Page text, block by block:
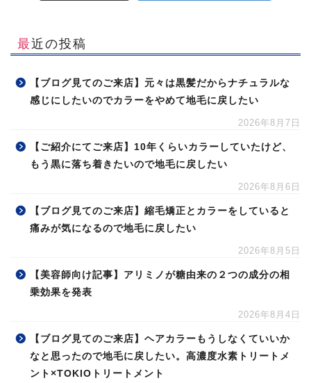
最近の投稿
【ブログ見てのご来店】元々は黒髪だからナチュラルな
感じにしたいのでカラーをやめて地毛に戻したい
2026年8月7日
【ご紹介にてご来店】10年くらいカラーしていたけど、
もう黒に落ち着きたいので地毛に戻したい
2026年8月6日
【ブログ見てのご来店】縮毛矯正とカラーをしていると
痛みが気になるので地毛に戻したい
2026年8月5日
【美容師向け記事】アリミノが糖由来の２つの成分の相
乗効果を発表
2026年8月4日
【ブログ見てのご来店】ヘアカラーもうしなくていいか
なと思ったので地毛に戻したい。高濃度水素トリートメ
ント×TOKIOトリートメント